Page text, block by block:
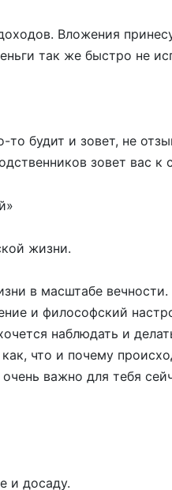
Вложения
так же быстро не
то будит и зовет, не
зовет вас к
жизни.
в масштабе
и философский
наблюдать и
что и почему
важно для тебя
и досаду.